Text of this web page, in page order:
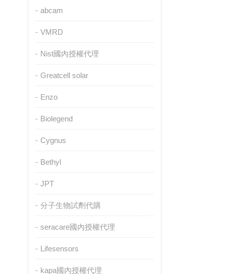
abcam
VMRD
Nist國內授權代理
Greatcell solar
Enzo
Biolegend
Cygnus
Bethyl
JPT
分子生物試劑代購
seracare國內授權代理
Lifesensors
kapa國內授權代理